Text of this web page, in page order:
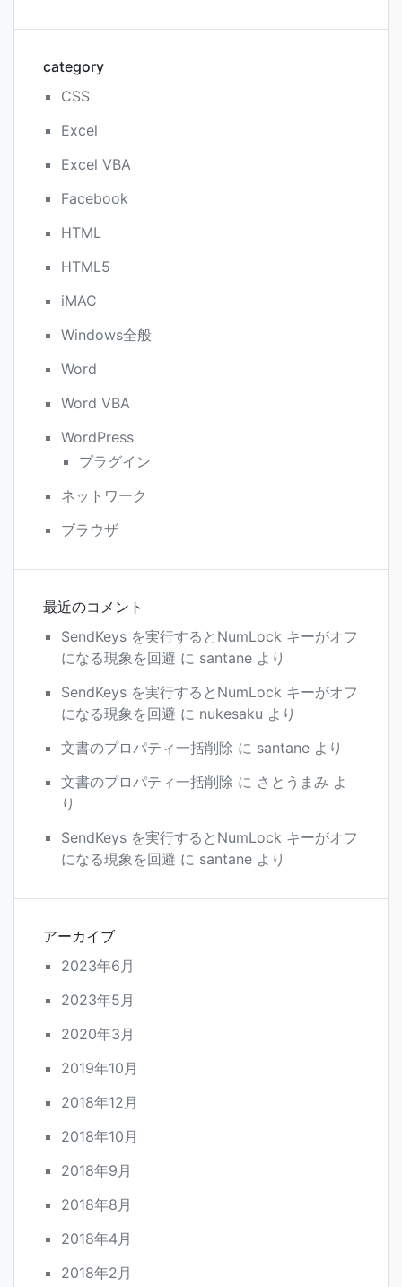
category
CSS
Excel
Excel VBA
Facebook
HTML
HTML5
iMAC
Windows全般
Word
Word VBA
WordPress
プラグイン
ネットワーク
ブラウザ
最近のコメント
SendKeys を実行するとNumLock キーがオフ
になる現象を回避 に santane より
SendKeys を実行するとNumLock キーがオフ
になる現象を回避 に nukesaku より
文書のプロパティ一括削除 に santane より
文書のプロパティ一括削除 に さとうまみ よ
り
SendKeys を実行するとNumLock キーがオフ
になる現象を回避 に santane より
アーカイブ
2023年6月
2023年5月
2020年3月
2019年10月
2018年12月
2018年10月
2018年9月
2018年8月
2018年4月
2018年2月